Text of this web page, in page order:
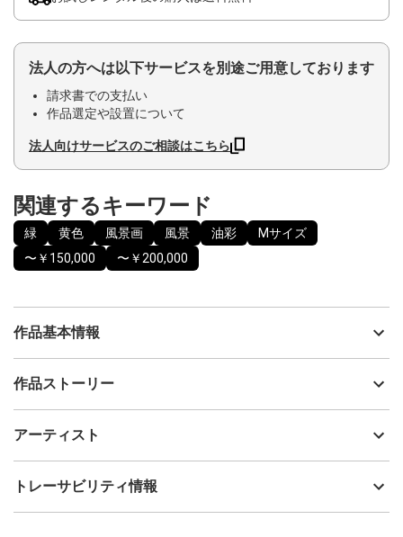
法人の方へは以下サービスを別途ご用意しております
請求書での支払い
作品選定や設置について
法人向けサービスのご相談はこちら
関連するキーワード
緑 黄色 風景画 風景 油彩
Mサイズ
〜￥150,000
〜￥200,000
作品基本情報
出品者
制作年
油彩
作品ストーリー
にしました。
アーティスト
福島康廣
フォローする
トレーサビリティ情報